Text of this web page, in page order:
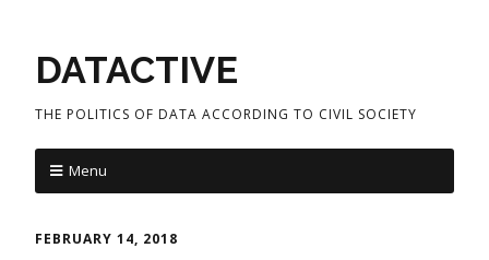
DATACTIVE
THE POLITICS OF DATA ACCORDING TO CIVIL SOCIETY
Menu
FEBRUARY 14, 2018